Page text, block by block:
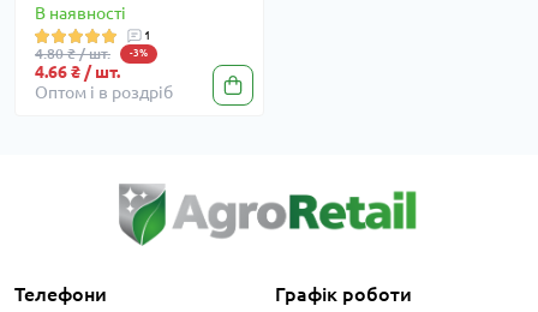
В наявності
1
4.80 ₴ / шт. -3%
4.66 ₴ / шт.
Оптом і в роздріб
Телефони Графік роботи